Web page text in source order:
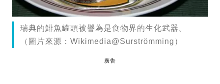
瑞典的鯡魚罐頭被譽為是食物界的生化武器。
（圖片來源：Wikimedia@Surströmming）
廣告